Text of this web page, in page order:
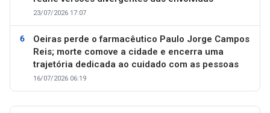
23/07/2026 17:07
Oeiras perde o farmacêutico Paulo Jorge Campos
Reis; morte comove a cidade e encerra uma
trajetória dedicada ao cuidado com as pessoas
16/07/2026 06:19